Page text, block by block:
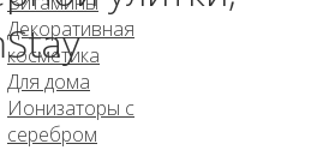
Декоративная
косметика
Для дома
Ионизаторы с
серебром